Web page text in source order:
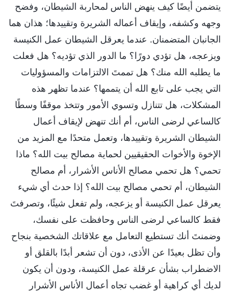
يتضمن أيضًا كيف ينهض الناس لمحاربة الشيطان، وفضح
وجهه وكشفه، وإيقاف أعماله الشريرة وتقييدها؛ هذان هما
الجانبان المتضمنان. عندما يعرقل الشيطان عمل الكنيسة
ويزعجه، هل تؤدي دورًا؟ ما الدور الذي تؤديه؟ هل فعلت
ما يطلبه الله منك؟ هل تممتَ الالتزامات والمسؤوليات
التي يجب على تابع الله أن يتممها؟ عندما تظهر هذه
المشكلات، هل تتنازل وتسوي الأمور وتتخذ موقفًا وسطًا
كالساعي لرضى الناس، أم أنك تنهض لإيقاف أعمال
الشيطان الشريرة وتقييدها، وتعمل متحدًا مع المزيد من
الإخوة والأخوات الحقيقيين لحماية مصالح بيت الله؟ ماذا
تحمي؟ هل تحمي مصالح الأناس الأشرار، أم مصالح
الشيطان، أم تحمي مصالح بيت الله؟ إذا حدث أي شيء
يعرقل عمل الكنيسة أو يزعجه، ولم تفعل شيئًا، وتصرفتَ
فقط كالساعي لرضى الناس وحافظت على نفسك،
وضمنتَ أنك تستطيع التعامل مع علاقاتك الشخصية بنجاح
وأن تظل بعيدًا عن الأذى، دون أن تشعر أبدًا بالقلق أو
الاضطراب بشأن عرقلة عمل الكنيسة، ودون أن يكون
لديك أي كراهية أو غضب تجاه أعمال الأناس الأشرار